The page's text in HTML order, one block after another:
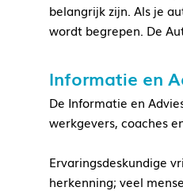
belangrijk zijn. Als je
wordt begrepen. De
Informatie en
De Informatie en
werkgevers, coaches
Ervaringsdeskundige
herkenning; veel